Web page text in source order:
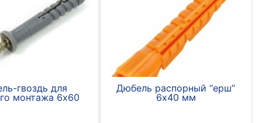
гвоздь для
монтажа 6х60
Дюбель распорный “ерш”
6х40 мм